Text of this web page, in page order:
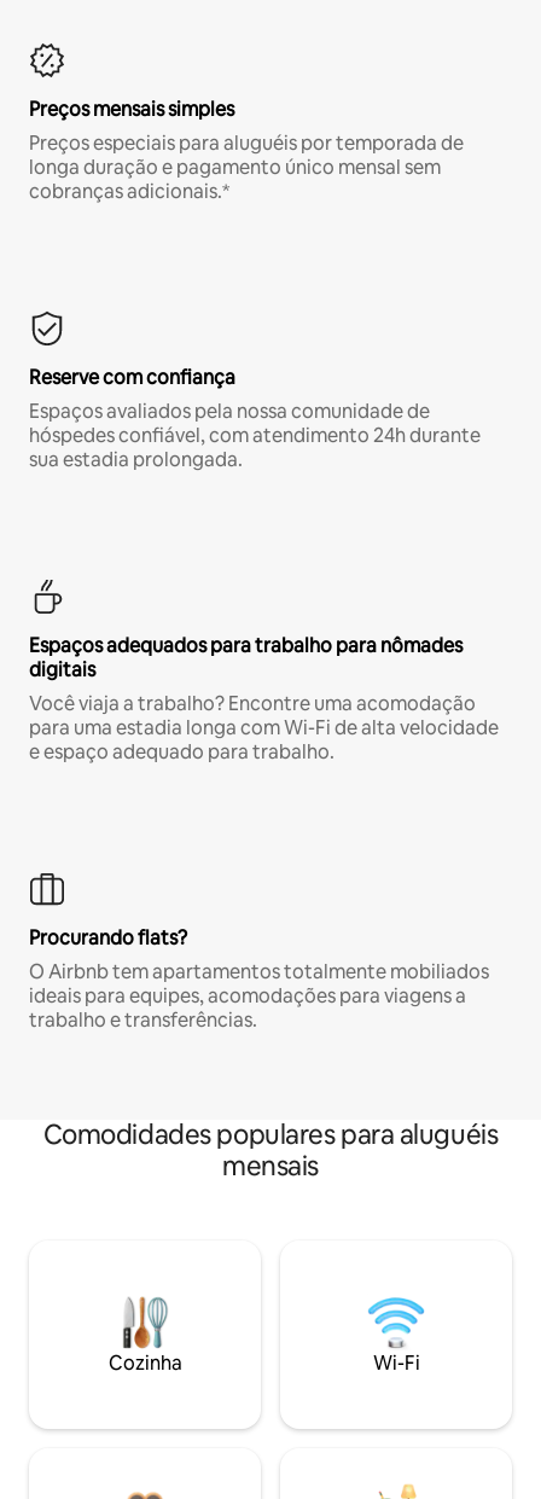
Preços mensais simples
Preços especiais para aluguéis por temporada de
longa duração e pagamento único mensal sem
cobranças adicionais.*
Reserve com confiança
Espaços avaliados pela nossa comunidade de
hóspedes confiável, com atendimento 24h durante
sua estadia prolongada.
Espaços adequados para trabalho para nômades
digitais
Você viaja a trabalho? Encontre uma acomodação
para uma estadia longa com Wi-Fi de alta velocidade
e espaço adequado para trabalho.
Procurando flats?
O Airbnb tem apartamentos totalmente mobiliados
ideais para equipes, acomodações para viagens a
trabalho e transferências.
Comodidades populares para aluguéis
mensais
Cozinha Wi-Fi